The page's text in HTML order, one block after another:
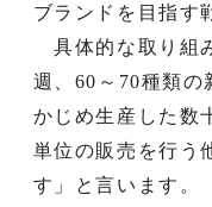
ブランドを目指す
具体的な取り組
週、60～70種類の
かじめ生産した数
単位の販売を行う
す」と言います。